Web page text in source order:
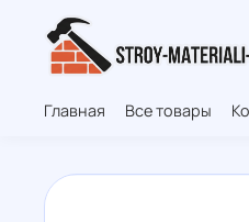
Главная Все товары